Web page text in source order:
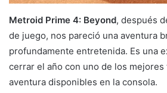
Metroid Prime 4: Beyond, después
de juego, nos pareció una aventura
profundamente entretenida. Es una
cerrar el año con uno de los
aventura disponibles en la consola.